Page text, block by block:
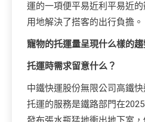
運的一項便平易近利平易近的
用地解決了搭客的出行負擔。
寵物的托運量呈現什么樣的趨
托運時需求留意什么？
中鐵快運股份無限公司高鐵
托運的服務是鐵路部門在